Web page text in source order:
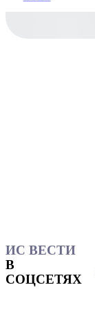
ИС ВЕСТИ
В
СОЦСЕТЯХ